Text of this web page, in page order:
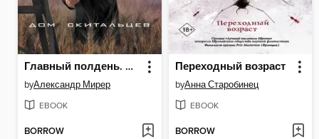
Главный полдень. Дом скитальцев
byАлександр Мирер
EBOOK
BORROW
Переходный возраст
byАнна Старобинец
EBOOK
BORROW